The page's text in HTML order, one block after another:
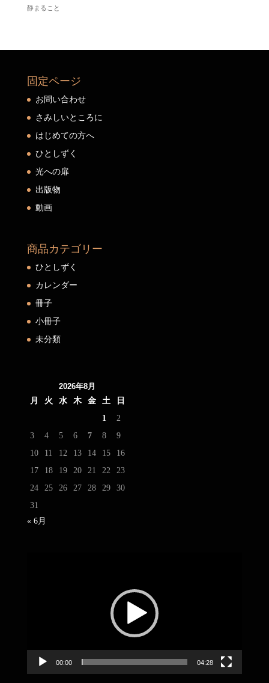
静まること
固定ページ
お問い合わせ
さみしいところに
はじめての方へ
ひとしずく
光への扉
出版物
動画
商品カテゴリー
ひとしずく
カレンダー
冊子
小冊子
未分類
2026年8月
月
火 水 木 金 土
日
1
2
3
4 5 6 7 8
9
10
11 12 13 14 15
16
17
18 19 20 21 22
23
24
25 26 27 28 29
30
31
« 6月
00:00 04:28